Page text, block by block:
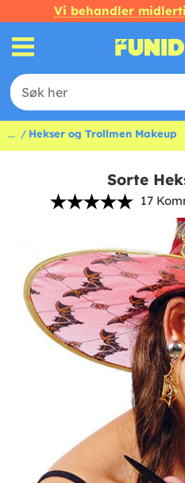
Vi behandler
... Hekser og Trollmen Makeup
Sorte
17